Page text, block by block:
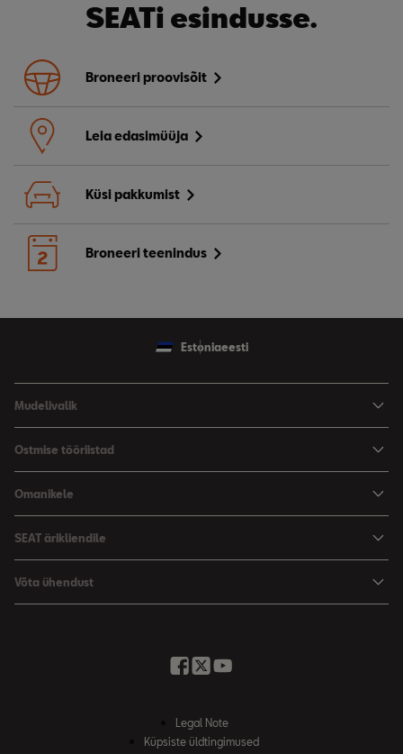
SEATi esindusse.
Broneeri proovisõit
Leia edasimüüja
Küsi pakkumist
Broneeri teenindus
Estoniaeesti
Mudelivalik
Leon
Leon Sportstourer
Ostmise tööriistad
Varustus ja tehnilised andmed
Broneeri proovisõit
Omanikele
Varuosad
Garantii
SEAT ärikliendile
Võta ühendust
Legal Note
Küpsiste üldtingimused